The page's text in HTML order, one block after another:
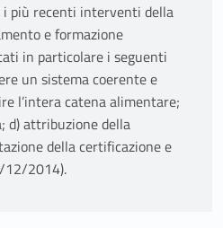
i più recenti interventi della
e formazione
in particolare i seguenti
un sistema coerente e
l’intera catena alimentare;
d) attribuzione della
della certificazione e
12/2014).